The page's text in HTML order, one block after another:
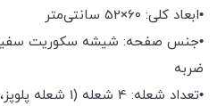
•ابعاد کلی: 60×52 سانتی‌متر
•جنس صفحه: شیشه سکوریت سفید
ضربه
•تعداد شعله: 4 شعله (1 شعله پلوپز، 1 بزرگ، 1 متوسط، 1 کوچک)